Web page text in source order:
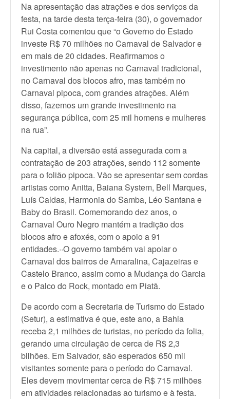
Na apresentação das atrações e dos serviços da
festa, na tarde desta terça-feira (30), o governador
Rui Costa comentou que “o Governo do Estado
investe R$ 70 milhões no Carnaval de Salvador e
em mais de 20 cidades. Reafirmamos o
investimento não apenas no Carnaval tradicional,
no Carnaval dos blocos afro, mas também no
Carnaval pipoca, com grandes atrações. Além
disso, fazemos um grande investimento na
segurança pública, com 25 mil homens e mulheres
na rua”.
Na capital, a diversão está assegurada com a
contratação de 203 atrações, sendo 112 somente
para o folião pipoca. Vão se apresentar sem cordas
artistas como Anitta, Baiana System, Bell Marques,
Luís Caldas, Harmonia do Samba, Léo Santana e
Baby do Brasil. Comemorando dez anos, o
Carnaval Ouro Negro mantém a tradição dos
blocos afro e afoxés, com o apoio a 91
entidades.··O governo também vai apoiar o
Carnaval dos bairros de Amaralina, Cajazeiras e
Castelo Branco, assim como a Mudança do Garcia
e o Palco do Rock, montado em Piatã.
De acordo com a Secretaria de Turismo do Estado
(Setur), a estimativa é que, este ano, a Bahia
receba 2,1 milhões de turistas, no período da folia,
gerando uma circulação de cerca de R$ 2,3
bilhões. Em Salvador, são esperados 650 mil
visitantes somente para o período do Carnaval.
Eles devem movimentar cerca de R$ 715 milhões
em atividades relacionadas ao turismo e à festa.